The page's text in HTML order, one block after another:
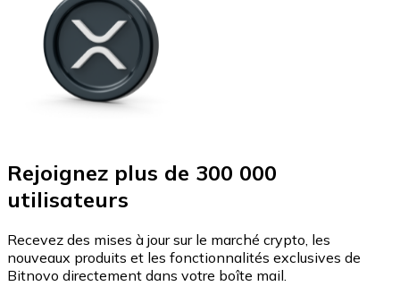
Rejoignez plus de 300 000
utilisateurs
Recevez des mises à jour sur le marché crypto, les
nouveaux produits et les fonctionnalités exclusives de
Bitnovo directement dans votre boîte mail.